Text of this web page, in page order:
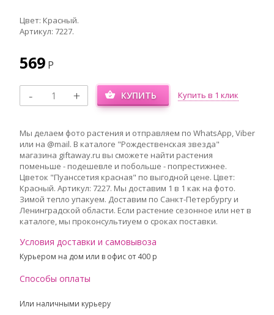
Цвет: Красный.
Артикул: 7227.
569Р
КУПИТЬ Купить в 1 клик
Мы делаем фото растения и отправляем по WhatsApp, Viber
или на @mail. В каталоге "Рождественская звезда"
магазина giftaway.ru вы сможете найти растения
поменьше - подешевле и побольше - попрестижнее.
Цветок "Пуанссетия красная" по выгодной цене. Цвет:
Красный. Артикул: 7227. Мы доставим 1 в 1 как на фото.
Зимой тепло упакуем. Доставим по Санкт-Петербургу и
Ленинградской области. Если растение сезонное или нет в
каталоге, мы проконсультиуем о сроках поставки.
Условия доставки и самовывоза
Курьером на дом или в офис от 400 p
Способы оплаты
Или наличными курьеру